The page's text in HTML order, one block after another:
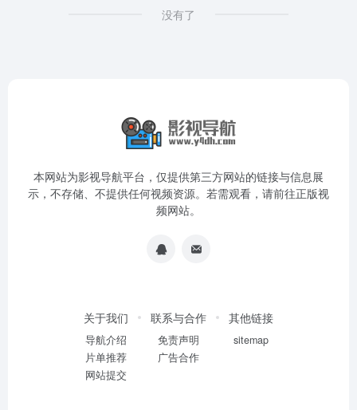
没有了
本网站为影视导航平台，仅提供第三方网站的链接与信息展
示，不存储、不提供任何视频资源。若需观看，请前往正版视
频网站。
关于我们
导航介绍
片单推荐
网站提交
联系与合作
免责声明
广告合作
其他链接
sitemap